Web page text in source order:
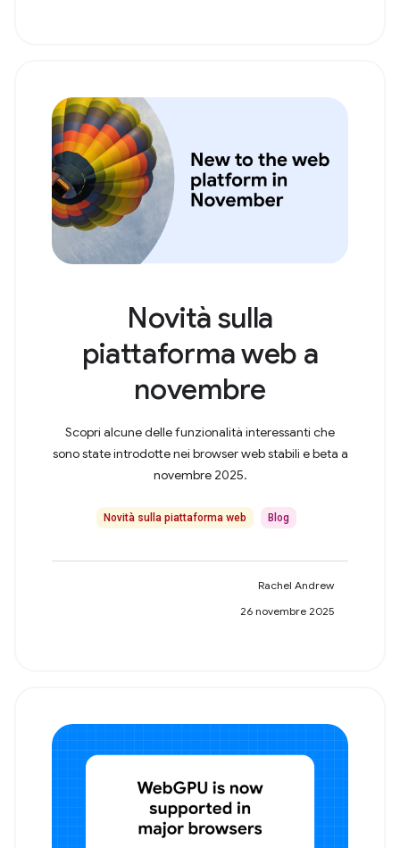
Novità sulla
piattaforma web a
novembre
Scopri alcune delle funzionalità interessanti che
sono state introdotte nei browser web stabili e beta a
novembre 2025.
Novità sulla piattaforma web Blog
Rachel Andrew
26 novembre 2025